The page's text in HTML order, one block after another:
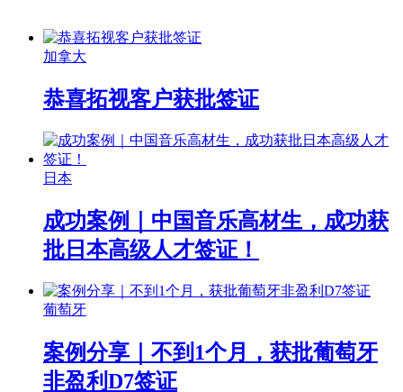
加拿大
恭喜拓视客户获批签证
日本
成功案例｜中国音乐高材生，成功获
批日本高级人才签证！
葡萄牙
案例分享｜不到1个月，获批葡萄牙
非盈利D7签证